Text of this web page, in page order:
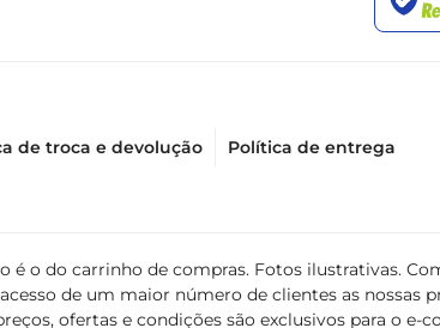
de troca e devolução Política de entrega
é o do carrinho de compras. Fotos ilustrativas.
de um maior número de clientes as
ofertas e condições são exclusivos para o e-